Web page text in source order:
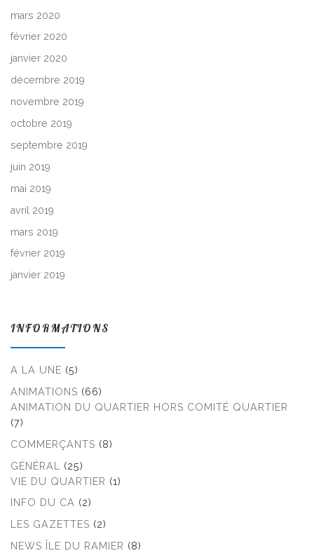
mars 2020
février 2020
janvier 2020
décembre 2019
novembre 2019
octobre 2019
septembre 2019
juin 2019
mai 2019
avril 2019
mars 2019
février 2019
janvier 2019
INFORMATIONS
A LA UNE (5)
ANIMATIONS (66)
ANIMATION DU QUARTIER HORS COMITÉ QUARTIER
(7)
COMMERÇANTS (8)
GÉNÉRAL
(25)
VIE DU QUARTIER (1)
INFO DU CA (2)
LES GAZETTES (2)
NEWS ÎLE DU RAMIER (8)